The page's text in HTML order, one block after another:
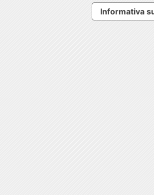
Informativa